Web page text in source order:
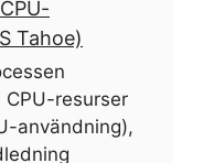
Tahoe)
resurser
användning),